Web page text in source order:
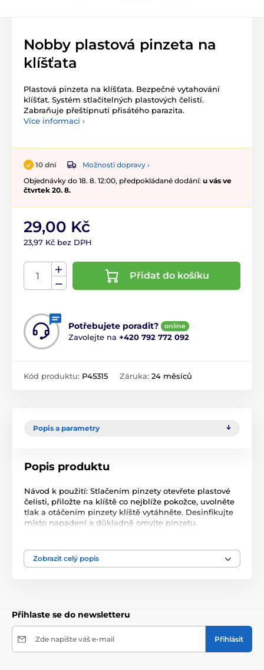
Nobby plastová pinzeta na
klíšťata
Plastová pinzeta na klíšťata. Bezpečné vytahování
klíšťat. Systém stlačitelných plastových čelistí.
Zabraňuje přeštípnutí přisátého parazita.
Více informací ›
10 dní
Možnosti dopravy ›
Objednávky do 18. 8. 12:00, předpokládané dodání: u vás ve
čtvrtek 20. 8.
29,00 Kč
23,97 Kč bez DPH
Přidat do košíku
Potřebujete poradit? online
Zavolejte na +420 792 772 092
Kód produktu: P45315 Záruka: 24 měsíců
Popis a parametry
Popis produktu
Návod k použití: Stlačením pinzety otevřete plastové
čelisti, přiložte na klíště co nejblíže pokožce, uvolněte
tlak a otáčením pinzety klíště vytáhněte. Desinfikujte
místo napadení a důkladně omyjte pinzetu.
Produkt je zařazen v kategoriích
kleště , pinzety na klíšťata
Zobrazit celý popis
Přihlaste se do newsletteru
Zde napište váš e-mail Přihlásit